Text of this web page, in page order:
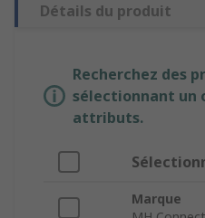
Détails du produit
Recherchez des
sélectionnant un
attributs.
Marque